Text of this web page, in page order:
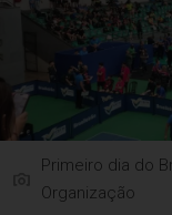
Primeiro dia do
Organização